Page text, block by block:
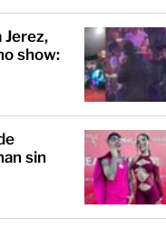
Jerez,
show:
sin